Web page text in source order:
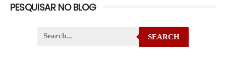
PESQUISAR NO BLOG
SEARCH